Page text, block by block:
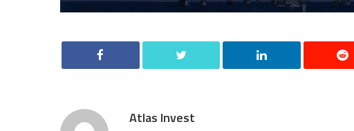
Atlas Invest